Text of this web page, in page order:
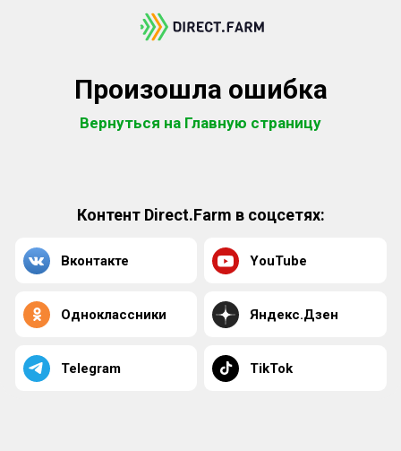
Произошла ошибка
Вернуться на Главную страницу
Контент Direct.Farm в соцсетях:
Вконтакте YouTube
Одноклассники Яндекс.Дзен
Telegram TikTok